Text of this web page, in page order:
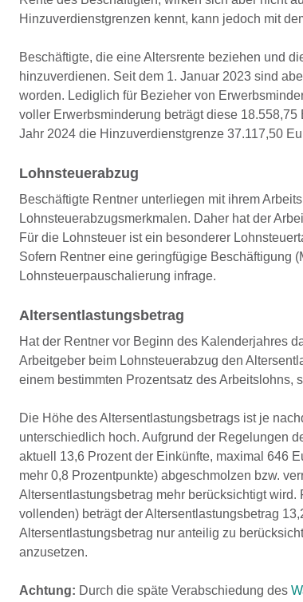
Hinzuverdienstgrenzen kennt, kann jedoch mit
Beschäftigte, die eine Altersrente beziehen und
hinzuverdienen. Seit dem 1. Januar 2023 sind
worden. Lediglich für Bezieher von
voller Erwerbsminderung beträgt diese
Jahr 2024 die Hinzuverdienstgrenze 37.117,50
Lohnsteuerabzug
Beschäftigte Rentner unterliegen mit ihrem
Lohnsteuerabzugsmerkmalen. Daher hat der
Für die Lohnsteuer ist ein besonderer
Sofern Rentner eine geringfügige Beschäftigung
Lohnsteuerpauschalierung infrage.
Altersentlastungsbetrag
Hat der Rentner vor Beginn des Kalenderjahres
Arbeitgeber beim Lohnsteuerabzug den
einem bestimmten Prozentsatz des Arbeitslohns,
Die Höhe des Altersentlastungsbetrags ist je
unterschiedlich hoch. Aufgrund der Regelungen
aktuell 13,6 Prozent der Einkünfte, maximal 646
mehr 0,8 Prozentpunkte) abgeschmolzen bzw.
Altersentlastungsbetrag mehr berücksichtigt
vollenden) beträgt der Altersentlastungsbetrag
Altersentlastungsbetrag nur anteilig zu
anzusetzen.
Achtung: Durch die späte Verabschiedung des